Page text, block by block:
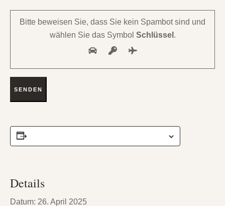
Bitte beweisen Sie, dass Sie kein Spambot sind und
wählen Sie das Symbol Schlüssel .
Details
Datum: 26. April 2025